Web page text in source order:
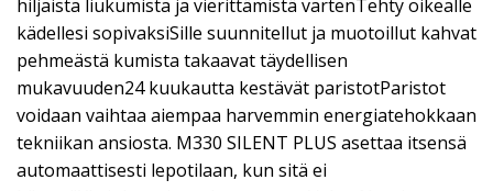
hiljaista liukumista ja vierittämistä vartenTehty oikealle
kädellesi sopivaksiSille suunnitellut ja muotoillut kahvat
pehmeästä kumista takaavat täydellisen
mukavuuden24 kuukautta kestävät paristotParistot
voidaan vaihtaa aiempaa harvemmin energiatehokkaan
tekniikan ansiosta. M330 SILENT PLUS asettaa itsensä
automaattisesti lepotilaan, kun sitä ei